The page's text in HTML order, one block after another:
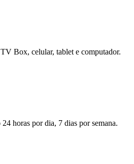
Box, celular, tablet e computador.
horas por dia, 7 dias por semana.